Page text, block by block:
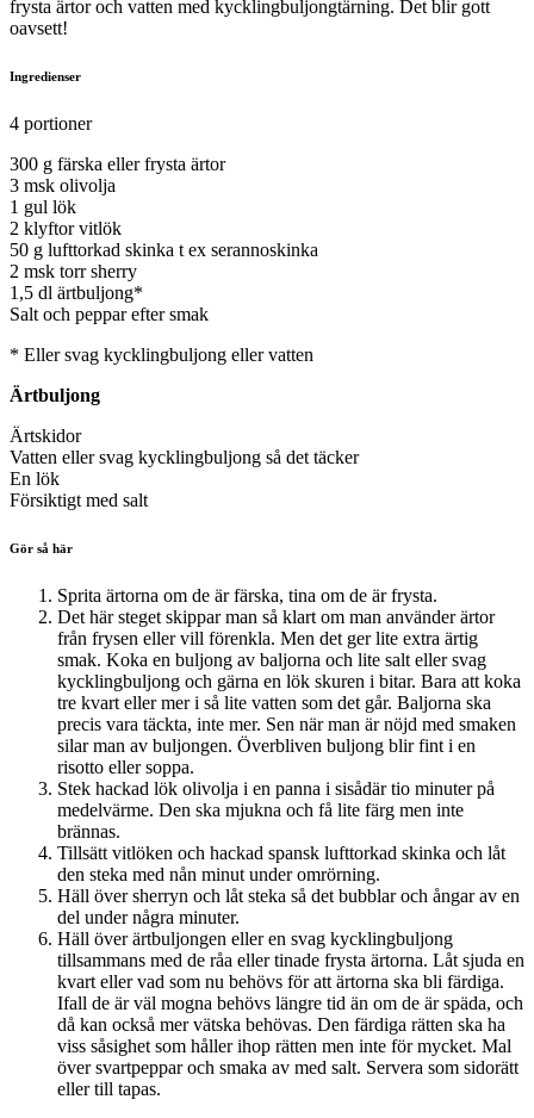
frysta ärtor och vatten med kycklingbuljongtärning. Det blir gott
oavsett!
Ingredienser
4 portioner
300 g färska eller frysta ärtor
3 msk olivolja
1 gul lök
2 klyftor vitlök
50 g lufttorkad skinka t ex serannoskinka
2 msk torr sherry
1,5 dl ärtbuljong*
Salt och peppar efter smak
* Eller svag kycklingbuljong eller vatten
Ärtbuljong
Ärtskidor
Vatten eller svag kycklingbuljong så det täcker
En lök
Försiktigt med salt
Gör så här
Sprita ärtorna om de är färska, tina om de är frysta.
Det här steget skippar man så klart om man använder ärtor
från frysen eller vill förenkla. Men det ger lite extra ärtig
smak. Koka en buljong av baljorna och lite salt eller svag
kycklingbuljong och gärna en lök skuren i bitar. Bara att koka
tre kvart eller mer i så lite vatten som det går. Baljorna ska
precis vara täckta, inte mer. Sen när man är nöjd med smaken
silar man av buljongen. Överbliven buljong blir fint i en
risotto eller soppa.
Stek hackad lök olivolja i en panna i sisådär tio minuter på
medelvärme. Den ska mjukna och få lite färg men inte
brännas.
Tillsätt vitlöken och hackad spansk lufttorkad skinka och låt
den steka med nån minut under omrörning.
Häll över sherryn och låt steka så det bubblar och ångar av en
del under några minuter.
Häll över ärtbuljongen eller en svag kycklingbuljong
tillsammans med de råa eller tinade frysta ärtorna. Låt sjuda en
kvart eller vad som nu behövs för att ärtorna ska bli färdiga.
Ifall de är väl mogna behövs längre tid än om de är späda, och
då kan också mer vätska behövas. Den färdiga rätten ska ha
viss såsighet som håller ihop rätten men inte för mycket. Mal
över svartpeppar och smaka av med salt. Servera som sidorätt
eller till tapas.